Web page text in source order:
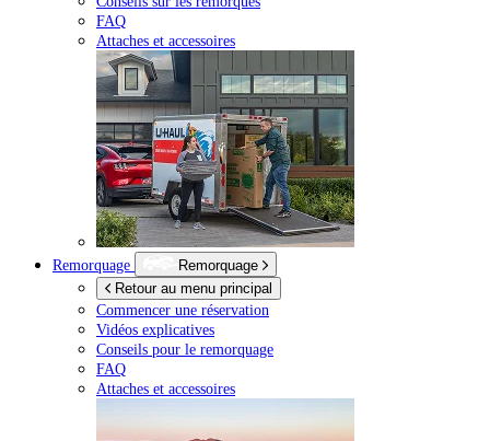
FAQ
Attaches et accessoires
Remorquage
Remorquage
Retour au menu principal
Commencer une réservation
Vidéos explicatives
Conseils pour le remorquage
FAQ
Attaches et accessoires